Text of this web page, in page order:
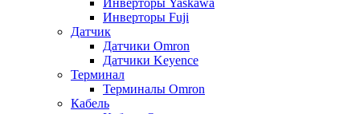
Инверторы Yaskawa
Инверторы Fuji
Датчик
Датчики Omron
Датчики Keyence
Терминал
Терминалы Omron
Кабель